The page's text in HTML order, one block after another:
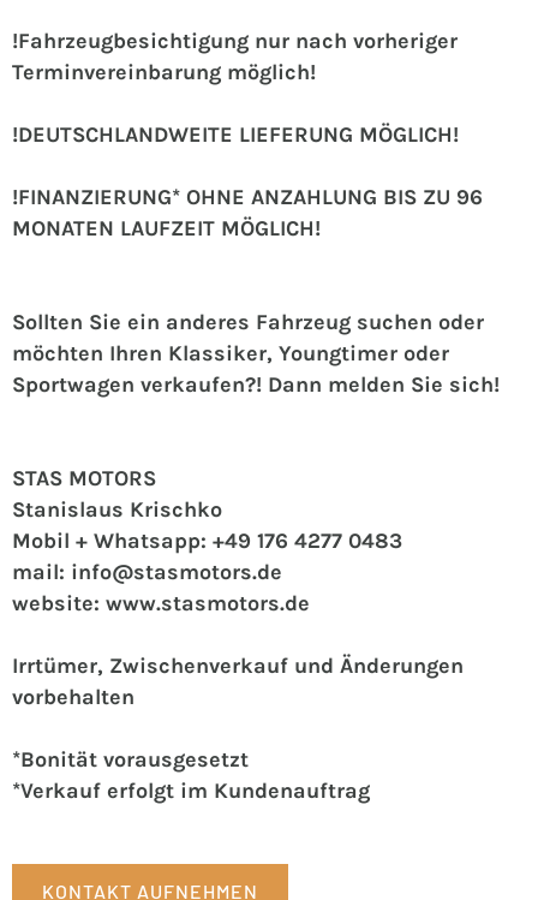
!Fahrzeugbesichtigung nur nach vorheriger
Terminvereinbarung möglich!
!DEUTSCHLANDWEITE LIEFERUNG MÖGLICH!
!FINANZIERUNG* OHNE ANZAHLUNG BIS ZU 96
MONATEN LAUFZEIT MÖGLICH!
Sollten Sie ein anderes Fahrzeug suchen oder
möchten Ihren Klassiker, Youngtimer oder
Sportwagen verkaufen?! Dann melden Sie sich!
STAS MOTORS
Stanislaus Krischko
Mobil + Whatsapp: +49 176 4277 0483
mail: info@stasmotors.de
website: www.stasmotors.de
Irrtümer, Zwischenverkauf und Änderungen
vorbehalten
*Bonität vorausgesetzt
*Verkauf erfolgt im Kundenauftrag
KONTAKT AUFNEHMEN